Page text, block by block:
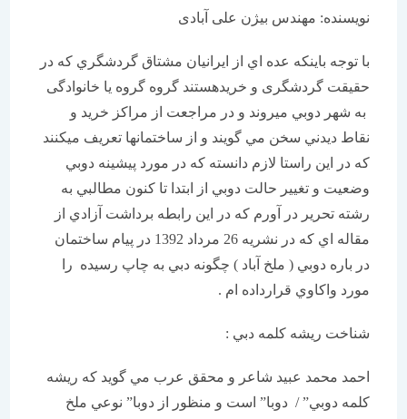
نویسنده: مهندس بیژن علی آبادی
با توجه باينكه عده اي از ايرانيان مشتاق گردشگري كه در
حقيقت گردشگری و خريدهستند گروه گروه یا خانوادگی
به شهر دوبي ميروند و در مراجعت از مراكز خريد و
نقاط ديدني سخن مي گويند و از ساختمانها تعريف ميكنند
كه در اين راستا لازم دانسته كه در مورد پيشينه دوبي
وضعيت و تغیير حالت دوبي از ابتدا تا كنون مطالبي به
رشته تحرير در آورم كه در اين رابطه برداشت آزادي از
مقاله اي كه در نشريه 26 مرداد 1392 در پيام ساختمان
در باره دوبي ( ملخ آباد ) چگونه دبي به چاپ رسيده را
مورد واكاوي قرارداده ام .
شناخت ريشه كلمه دبي :
احمد محمد عبيد شاعر و محقق عرب مي گويد كه ريشه
كلمه دوبي” / دوبا” است و منظور از دوبا” نوعي ملخ